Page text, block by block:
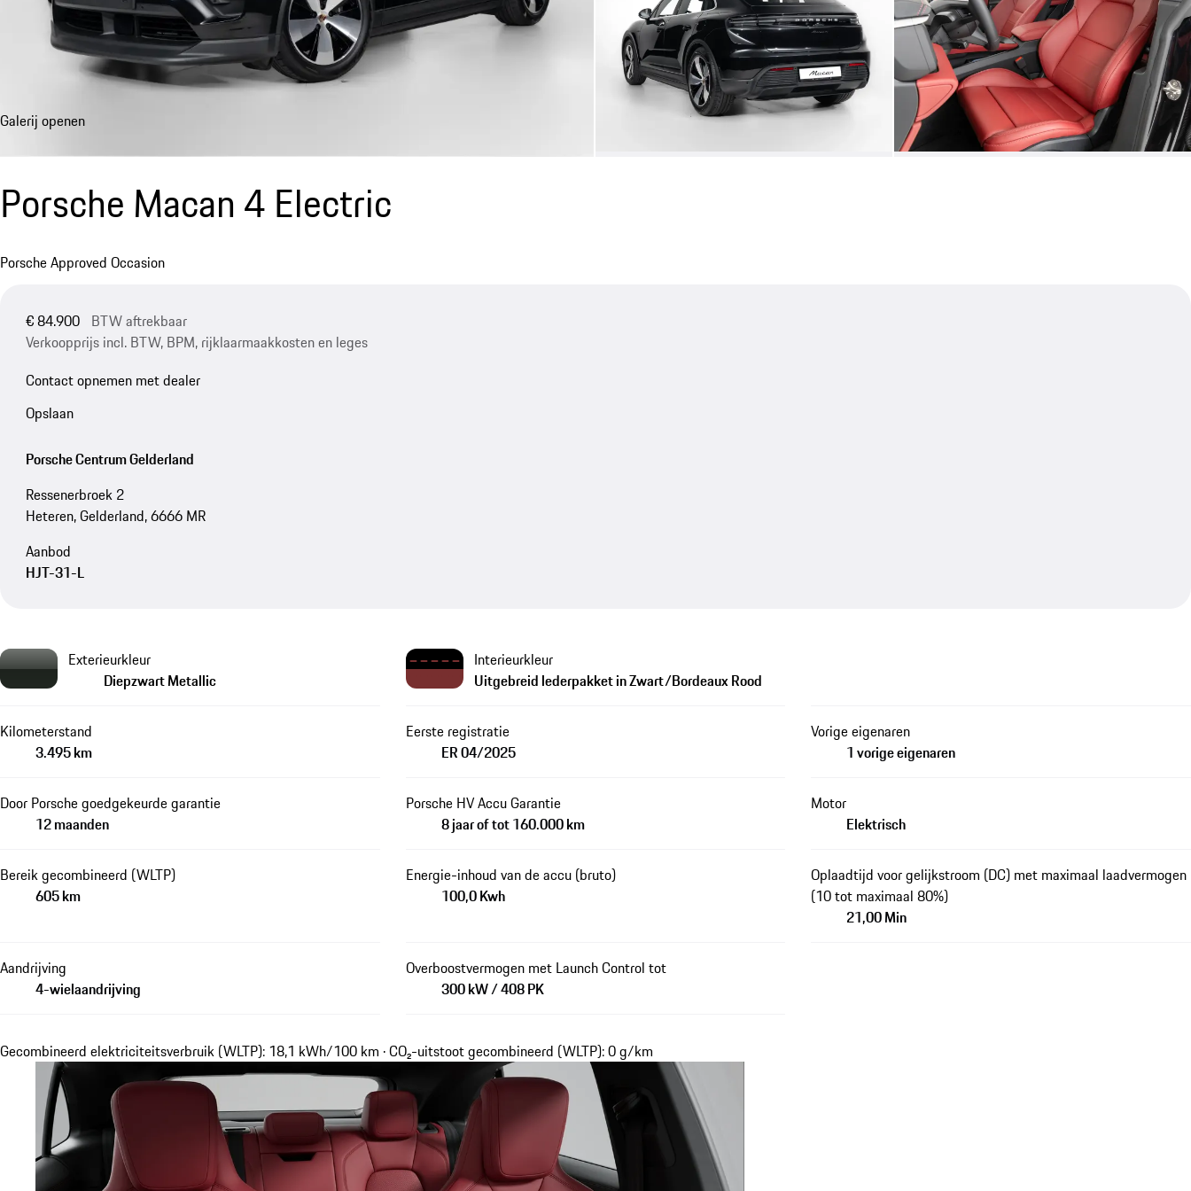
Galerij openen
Porsche Macan 4 Electric
Porsche Approved Occasion
€ 84.900 BTW aftrekbaar
Verkoopprijs incl. BTW, BPM, rijklaarmaakkosten en leges
Contact opnemen met dealer
Opslaan
Porsche Centrum Gelderland
Ressenerbroek 2
Heteren, Gelderland, 6666 MR
Aanbod
HJT-31-L
Exterieurkleur
Diepzwart Metallic
Interieurkleur
Uitgebreid lederpakket in Zwart/Bordeaux Rood
Kilometerstand
3.495 km
Eerste registratie
ER 04/2025
Vorige eigenaren
1 vorige eigenaren
Door Porsche goedgekeurde garantie
12 maanden
Porsche HV Accu Garantie
8 jaar of tot 160.000 km
Motor
Elektrisch
Bereik gecombineerd (WLTP)
605 km
Energie-inhoud van de accu (bruto)
100,0 Kwh
Oplaadtijd voor gelijkstroom (DC) met maximaal laadvermogen
(10 tot maximaal 80%)
21,00 Min
Aandrijving
4-wielaandrijving
Overboostvermogen met Launch Control tot
300 kW / 408 PK
Gecombineerd elektriciteitsverbruik (WLTP): 18,1 kWh/100 km · CO₂-uitstoot gecombineerd (WLTP): 0 g/km